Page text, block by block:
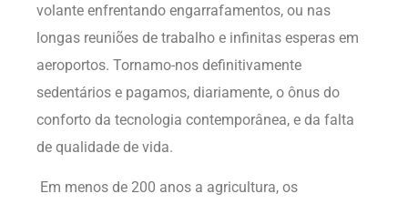
volante enfrentando engarrafamentos, ou nas
longas reuniões de trabalho e infinitas esperas em
aeroportos. Tornamo-nos definitivamente
sedentários e pagamos, diariamente, o ônus do
conforto da tecnologia contemporânea, e da falta
de qualidade de vida.
Em menos de 200 anos a agricultura, os